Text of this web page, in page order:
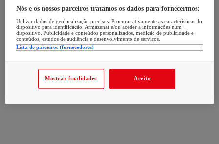
Nós e os nossos parceiros tratamos os dados para fornecermos:
Utilizar dados de geolocalização precisos. Procurar ativamente as características do
dispositivo para identificação. Armazenar e/ou aceder a informações num
dispositivo. Publicidade e conteúdos personalizados, medição de publicidade e
conteúdos, estudos de audiência e desenvolvimento de serviços.
Lista de parceiros (fornecedores)
Mostrar finalidades Aceito